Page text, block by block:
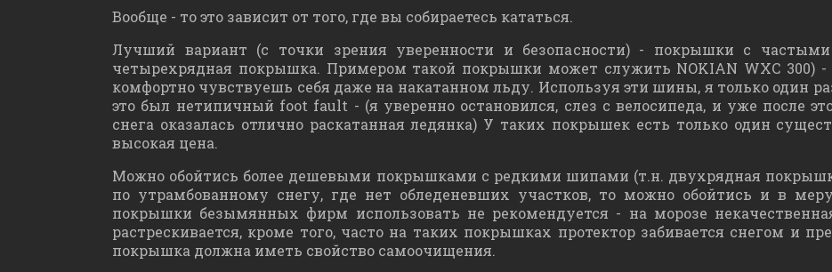
Вообще - то это зависит от того, где вы собираетесь кататься.
Лучший вариант (с точки зрения уверенности и безопасности) - покрышки с
четырехрядная покрышка. Примером такой покрышки может служить NOKIAN WXC 300) -
комфортно чувствуешь себя даже на накатанном льду. Используя эти шины, я только один
это был нетипичный foot fault - (я уверенно остановился, слез с велосипеда, и уже после
снега оказалась отлично раскатанная ледянка) У таких покрышек есть только один
высокая цена.
Можно обойтись более дешевыми покрышками с редкими шипами (т.н. двухрядная
по утрамбованному снегу, где нет обледеневших участков, то можно обойтись и в
покрышки безымянных фирм использовать не рекомендуется - на морозе
растрескивается, кроме того, часто на таких покрышках протектор забивается снегом и
покрышка должна иметь свойство самоочищения.